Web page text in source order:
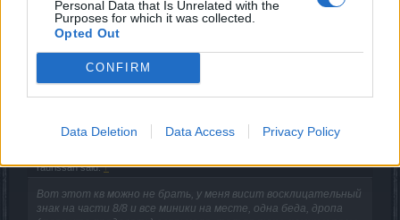
Personal Data that Is Unrelated with the
Purposes for which it was collected.
Opted Out
CONFIRM
Data Deletion Data Access Privacy Policy
Feb 1, 2022
Taurissan said:↑
Вот этот кв можно не брать, у меня висит восклицательный
знак на части 8/8 и все миники на месте, одна беда, дропа